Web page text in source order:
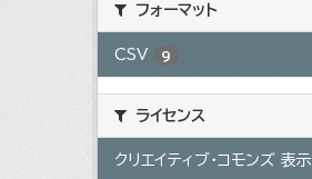
フォーマット
CSV 9
ライセンス
クリエイティブ・コモンズ 表示